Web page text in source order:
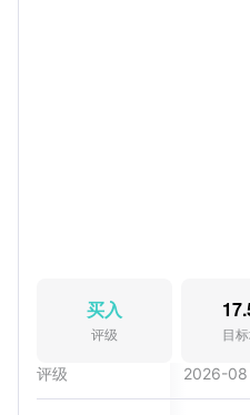
买入
评级 目
评级 2026-08